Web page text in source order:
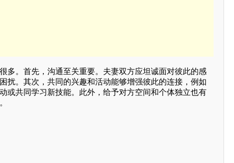
多。首先，沟通至关重要。夫妻双方应坦诚面对彼此的感
扰。其次，共同的兴趣和活动能够增强彼此的连接，例如
或共同学习新技能。此外，给予对方空间和个体独立也有